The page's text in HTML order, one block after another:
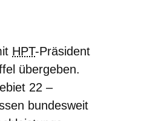
HPT-Präsident
übergeben.
22 –
bundesweit